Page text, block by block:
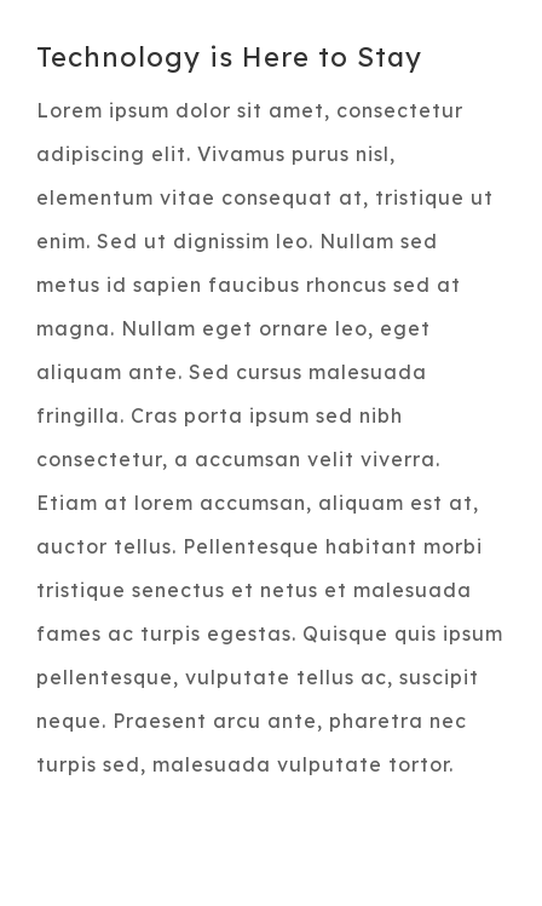
l'image
agrandie
Technology is Here to Stay
Lorem ipsum dolor sit amet, consectetur
adipiscing elit. Vivamus purus nisl,
elementum vitae consequat at, tristique ut
enim. Sed ut dignissim leo. Nullam sed
metus id sapien faucibus rhoncus sed at
magna. Nullam eget ornare leo, eget
aliquam ante. Sed cursus malesuada
fringilla. Cras porta ipsum sed nibh
consectetur, a accumsan velit viverra.
Etiam at lorem accumsan, aliquam est at,
auctor tellus. Pellentesque habitant morbi
tristique senectus et netus et malesuada
fames ac turpis egestas. Quisque quis ipsum
pellentesque, vulputate tellus ac, suscipit
neque. Praesent arcu ante, pharetra nec
turpis sed, malesuada vulputate tortor.